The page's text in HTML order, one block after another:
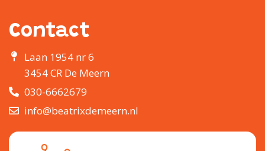
Contact
Laan 1954 nr 6
3454 CR De Meern
030-6662679
info@beatrixdemeern.nl